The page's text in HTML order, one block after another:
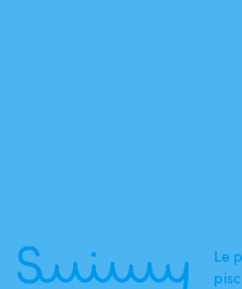
Le